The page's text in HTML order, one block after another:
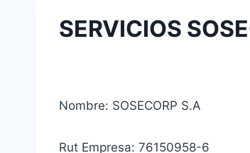
SERVICIOS
Nombre: SOSECORP S.A
Rut Empresa: 76150958-6